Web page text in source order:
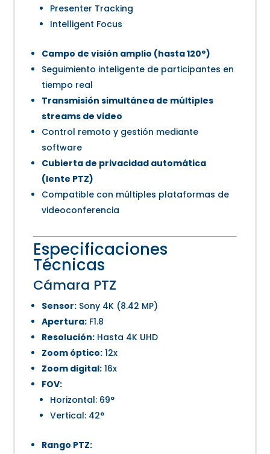
Presenter Tracking
Intelligent Focus
Campo de visión amplio (hasta 120°)
Seguimiento inteligente de participantes en
tiempo real
Transmisión simultánea de múltiples
streams de video
Control remoto y gestión mediante
software
Cubierta de privacidad automática
(lente PTZ)
Compatible con múltiples plataformas de
videoconferencia
Especificaciones
Técnicas
Cámara PTZ
Sensor: Sony 4K (8.42 MP)
Apertura: F1.8
Resolución: Hasta 4K UHD
Zoom óptico: 12x
Zoom digital: 16x
FOV:
Horizontal: 69°
Vertical: 42°
Rango PTZ: